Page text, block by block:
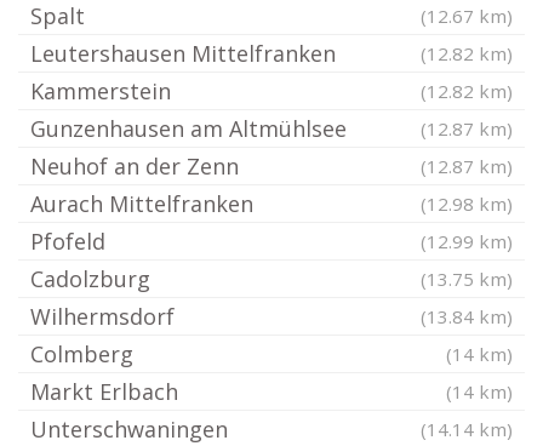
Spalt (12.67 km)
Leutershausen Mittelfranken (12.82 km)
Kammerstein (12.82 km)
Gunzenhausen am Altmühlsee (12.87 km)
Neuhof an der Zenn (12.87 km)
Aurach Mittelfranken (12.98 km)
Pfofeld (12.99 km)
Cadolzburg (13.75 km)
Wilhermsdorf (13.84 km)
Colmberg (14 km)
Markt Erlbach (14 km)
Unterschwaningen (14.14 km)